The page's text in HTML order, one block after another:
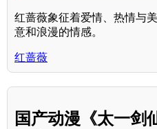
红蔷薇象征着爱情、热情与
意和浪漫的情感。
红蔷薇
国产动漫《太一剑